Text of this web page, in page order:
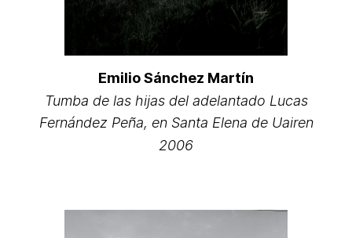
Emilio Sánchez Martín
Tumba de las hijas del adelantado Lucas
Fernández Peña, en Santa Elena de Uairen
2006